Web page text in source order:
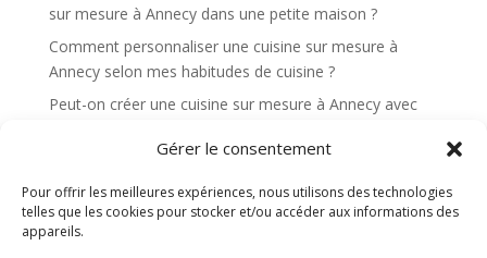
Gérer le consentement
Pour offrir les meilleures expériences, nous utilisons des technologies
telles que les cookies pour stocker et/ou accéder aux informations des
appareils.
sur mesure à Annecy dans une petite maison ?
Comment personnaliser une cuisine sur mesure à
Annecy selon mes habitudes de cuisine ?
Peut-on créer une cuisine sur mesure à Annecy avec
Quels éléments rendent une cuisine sur mesure à
Annecy plus ergonomique au quotidien ?
Recent Comments